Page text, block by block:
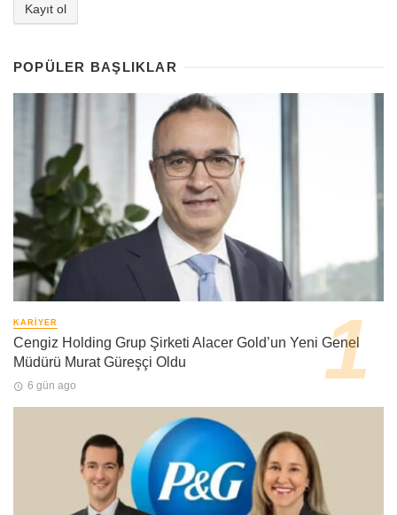
POPÜLER BAŞLIKLAR
KARIYER
Cengiz Holding Grup Şirketi Alacer Gold’un Yeni Genel
Müdürü Murat Güreşçi Oldu
6 gün ago